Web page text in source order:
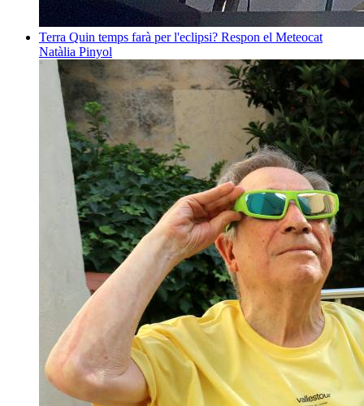
Terra Quin temps farà per l'eclipsi? Respon el Meteocat
Natàlia Pinyol